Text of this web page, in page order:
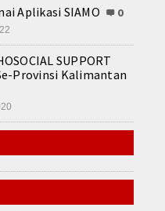
Aplikasi SIAMO 0
SUPPORT
Provinsi Kalimantan